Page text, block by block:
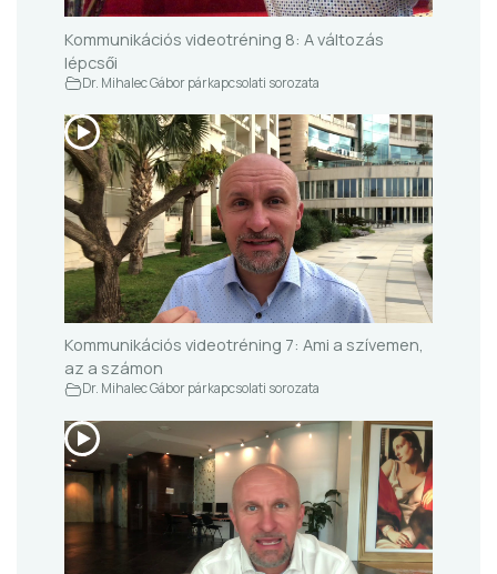
Kommunikációs videotréning 8: A változás
lépcsői
Dr. Mihalec Gábor párkapcsolati sorozata
Kommunikációs videotréning 7: Ami a szívemen,
az a számon
Dr. Mihalec Gábor párkapcsolati sorozata